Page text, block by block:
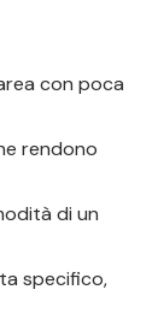
con poca
rendono
di un
specifico,